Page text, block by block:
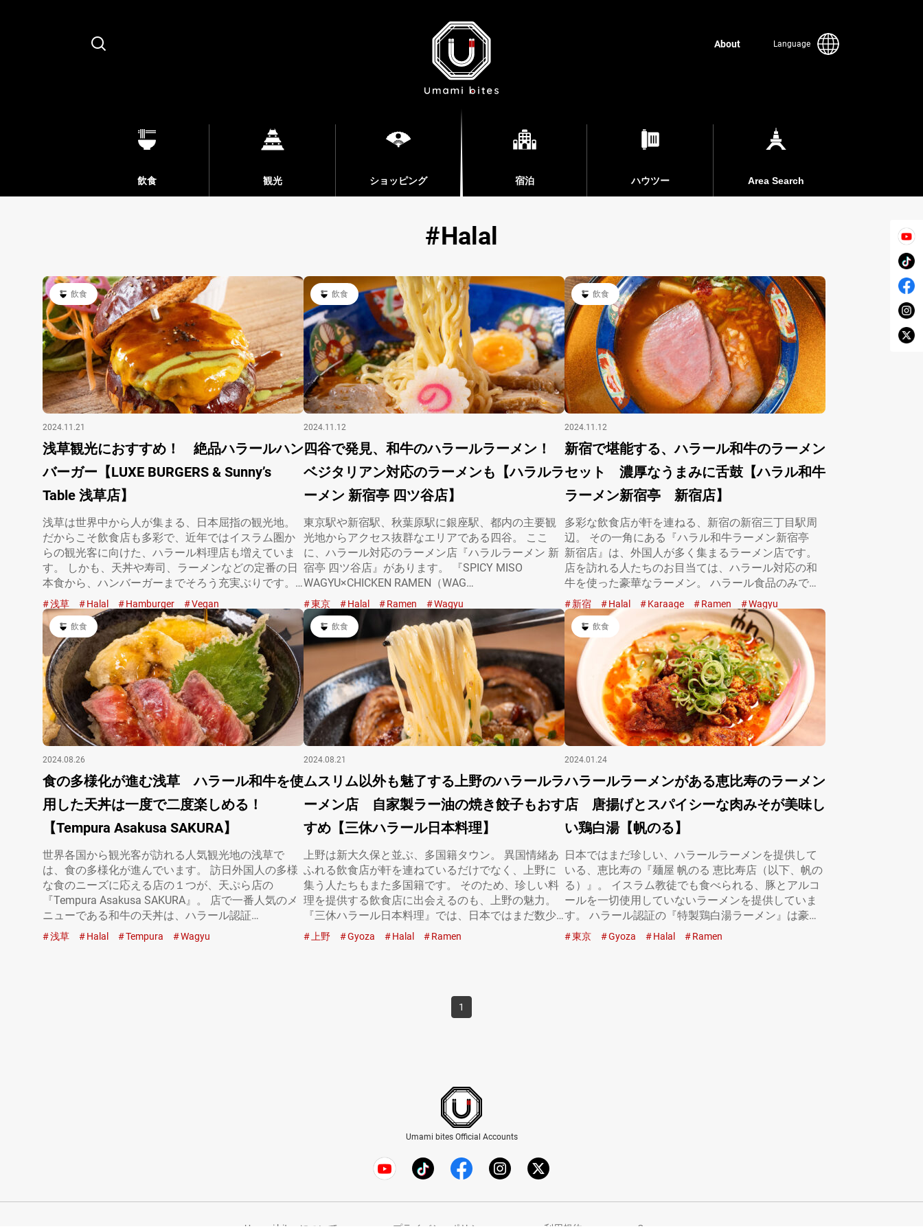
Search
About Language
飲食 観光 ショッピング 宿泊 ハウツー Area Search
Halal
飲食
2024.11.21
浅草観光におすすめ！ 絶品ハラールハン
バーガー【LUXE BURGERS & Sunny’s
Table 浅草店】
浅草は世界中から人が集まる、日本屈指の観光地。
だからこそ飲食店も多彩で、近年ではイスラム圏か
らの観光客に向けた、ハラール料理店も増えていま
す。 しかも、天丼や寿司、ラーメンなどの定番の日
本食から、ハンバーガーまでそろう充実ぶりです。
『リ…
浅草 Halal Hamburger Vegan
飲食
2024.11.12
四谷で発見、和牛のハラールラーメン！
ベジタリアン対応のラーメンも【ハラルラ
ーメン 新宿亭 四ツ谷店】
東京駅や新宿駅、秋葉原駅に銀座駅、都内の主要観
光地からアクセス抜群なエリアである四谷。 ここ
に、ハラール対応のラーメン店『ハラルラーメン 新
宿亭 四ツ谷店』があります。 『SPICY MISO
WAGYU×CHICKEN RAMEN（WAG…
東京 Halal Ramen Wagyu
飲食
2024.11.12
新宿で堪能する、ハラール和牛のラーメン
セット 濃厚なうまみに舌鼓【ハラル和牛
ラーメン新宿亭 新宿店】
多彩な飲食店が軒を連ねる、新宿の新宿三丁目駅周
辺。 その一角にある『ハラル和牛ラーメン新宿亭
新宿店』は、外国人が多く集まるラーメン店です。
店を訪れる人たちのお目当ては、ハラール対応の和
牛を使った豪華なラーメン。 ハラール食品のみで作
った…
新宿 Halal Karaage Ramen Wagyu
飲食
2024.08.26
食の多様化が進む浅草 ハラール和牛を使
用した天丼は一度で二度楽しめる！
【Tempura Asakusa SAKURA】
世界各国から観光客が訪れる人気観光地の浅草で
は、食の多様化が進んでいます。 訪日外国人の多様
な食のニーズに応える店の１つが、天ぷら店の
『Tempura Asakusa SAKURA』。 店で一番人気のメ
ニューである和牛の天丼は、ハラール認証…
浅草 Halal Tempura Wagyu
飲食
2024.08.21
ムスリム以外も魅了する上野のハラールラ
ーメン店 自家製ラー油の焼き餃子もおす
すめ【三休ハラール日本料理】
上野は新大久保と並ぶ、多国籍タウン。 異国情緒あ
ふれる飲食店が軒を連ねているだけでなく、上野に
集う人たちもまた多国籍です。 そのため、珍しい料
理を提供する飲食店に出会えるのも、上野の魅力。
『三休ハラール日本料理』では、日本ではまだ数少
ない…
上野 Gyoza Halal Ramen
飲食
2024.01.24
ハラールラーメンがある恵比寿のラーメン
店 唐揚げとスパイシーな肉みそが美味し
い鶏白湯【帆のる】
日本ではまだ珍しい、ハラールラーメンを提供して
いる、恵比寿の『麺屋 帆のる 恵比寿店（以下、帆の
る）』。 イスラム教徒でも食べられる、豚とアルコ
ールを一切使用していないラーメンを提供していま
す。 ハラール認証の『特製鶏白湯ラーメン』は豪華
な…
東京 Gyoza Halal Ramen
1
Umami bites Official Accounts
Umami bites について プライバシーポリシー 利用規約 Company